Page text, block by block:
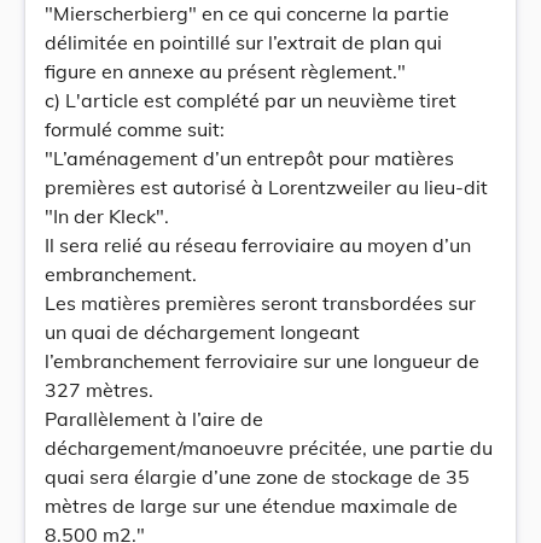
"Mierscherbierg" en ce qui concerne la partie
délimitée en pointillé sur l’extrait de plan qui
figure en annexe au présent règlement."
c) L'article est complété par un neuvième tiret
formulé comme suit:
"L’aménagement d’un entrepôt pour matières
premières est autorisé à Lorentzweiler au lieu-dit
"In der Kleck".
Il sera relié au réseau ferroviaire au moyen d’un
embranchement.
Les matières premières seront transbordées sur
un quai de déchargement longeant
l’embranchement ferroviaire sur une longueur de
327 mètres.
Parallèlement à l’aire de
déchargement/manoeuvre précitée, une partie du
quai sera élargie d’une zone de stockage de 35
mètres de large sur une étendue maximale de
8.500 m2."